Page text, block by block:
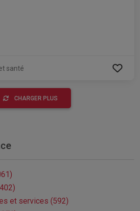
santé
CHARGER PLUS
et services (592)